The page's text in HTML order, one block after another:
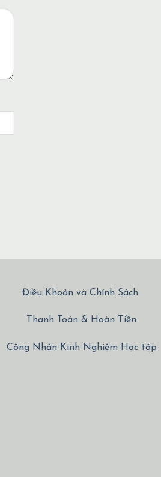
Điều Khoản và Chính Sách
Thanh Toán & Hoàn Tiền
Công Nhận Kinh Nghiệm Học tập